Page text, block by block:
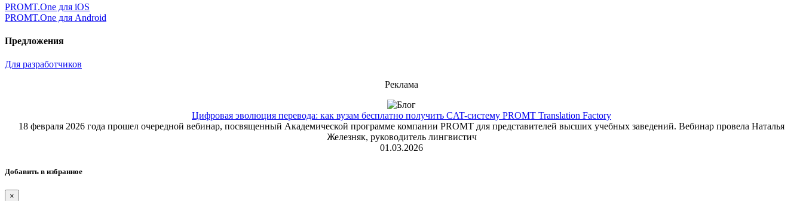
PROMT.One для iOS
PROMT.One для Android
Предложения
Для разработчиков
Реклама
Цифровая эволюция перевода: как вузам бесплатно получить CAT-систему PROMT Translation Factory
18 февраля 2026 года прошел очередной вебинар, посвященный Академической программе компании PROMT для представителей высших учебных заведений. Вебинар провела Наталья
Железняк, руководитель лингвистич
01.03.2026
Добавить в избранное
×